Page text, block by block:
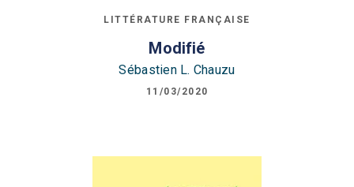
LITTÉRATURE FRANÇAISE
Modifié
Sébastien L. Chauzu
11/03/2020